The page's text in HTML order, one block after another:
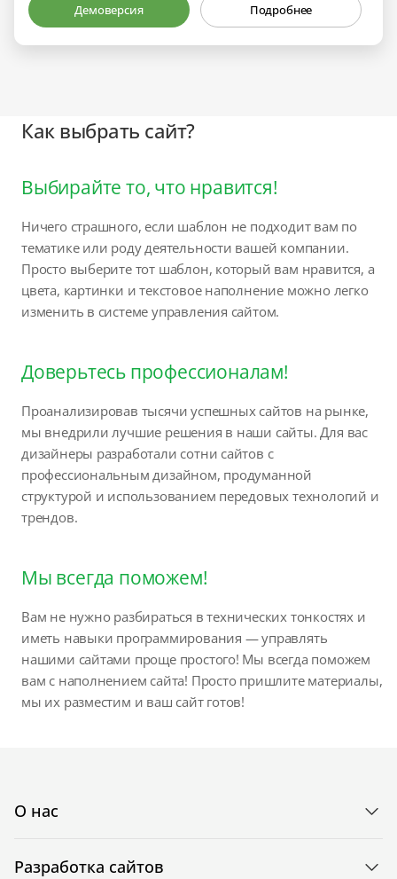
Демоверсия Подробнее
Как выбрать сайт?
Выбирайте то, что нравится!
Ничего страшного, если шаблон не подходит вам по
тематике или роду деятельности вашей компании.
Просто выберите тот шаблон, который вам нравится, а
цвета, картинки и текстовое наполнение можно легко
изменить в системе управления сайтом.
Доверьтесь профессионалам!
Проанализировав тысячи успешных сайтов на рынке,
мы внедрили лучшие решения в наши сайты. Для вас
дизайнеры разработали сотни сайтов с
профессиональным дизайном, продуманной
структурой и использованием передовых технологий и
трендов.
Мы всегда поможем!
Вам не нужно разбираться в технических тонкостях и
иметь навыки программирования — управлять
нашими сайтами проще простого! Мы всегда поможем
вам с наполнением сайта! Просто пришлите материалы,
мы их разместим и ваш сайт готов!
О нас
Разработка сайтов